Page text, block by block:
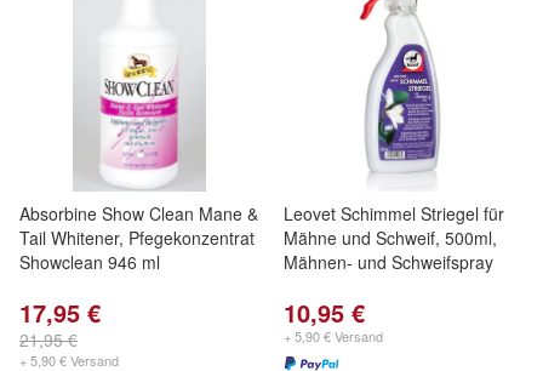
Absorbine Show Clean Mane &
Tail Whitener, Pfegekonzentrat
Showclean 946 ml
17,95 €
21,95 €
+ 5,90 € Versand
Leovet Schimmel Striegel für
Mähne und Schweif, 500ml,
Mähnen- und Schweifspray
10,95 €
+ 5,90 € Versand